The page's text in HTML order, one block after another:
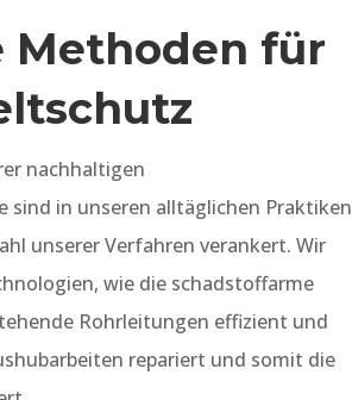
Methoden für
nachhaltigen
sind in unseren alltäglichen Praktiken
unserer Verfahren verankert. Wir
wie die schadstoffarme
Rohrleitungen effizient und
repariert und somit die